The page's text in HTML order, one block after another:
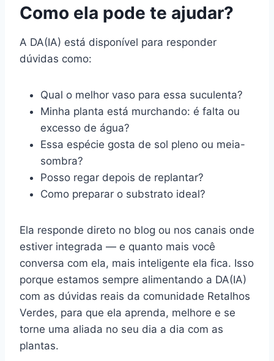
Como ela pode te ajudar?
A DA(IA) está disponível para responder
dúvidas como:
Qual o melhor vaso para essa suculenta?
Minha planta está murchando: é falta ou
excesso de água?
Essa espécie gosta de sol pleno ou meia-
sombra?
Posso regar depois de replantar?
Como preparar o substrato ideal?
Ela responde direto no blog ou nos canais onde
estiver integrada — e quanto mais você
conversa com ela, mais inteligente ela fica. Isso
porque estamos sempre alimentando a DA(IA)
com as dúvidas reais da comunidade Retalhos
Verdes, para que ela aprenda, melhore e se
torne uma aliada no seu dia a dia com as
plantas.